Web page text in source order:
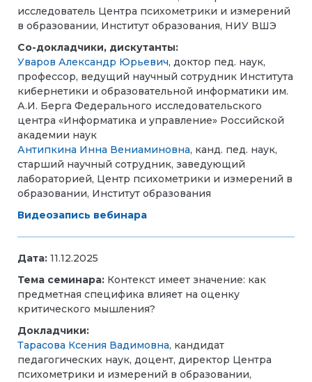
исследователь Центра психометрики и измерений
в образовании, Институт образования, НИУ ВШЭ
Со-докладчики, дискутанты:
Уваров Александр Юрьевич, доктор пед. наук,
профессор, ведущий научный сотрудник Института
кибернетики и образовательной информатики им.
А.И. Берга Федерального исследовательского
центра «Информатика и управление» Российской
академии наук
Антипкина Инна Вениаминовна, канд. пед. наук,
старший научный сотрудник, заведующий
лабораторией, Центр психометрики и измерений в
образовании, Институт образования
Видеозапись вебинара
Дата: 11.12.2025
Тема семинара: Контекст имеет значение: как
предметная специфика влияет на оценку
критического мышления?
Докладчики:
Тарасова Ксения Вадимовна, кандидат
педагогических наук, доцент, директор Центра
психометрики и измерений в образовании,